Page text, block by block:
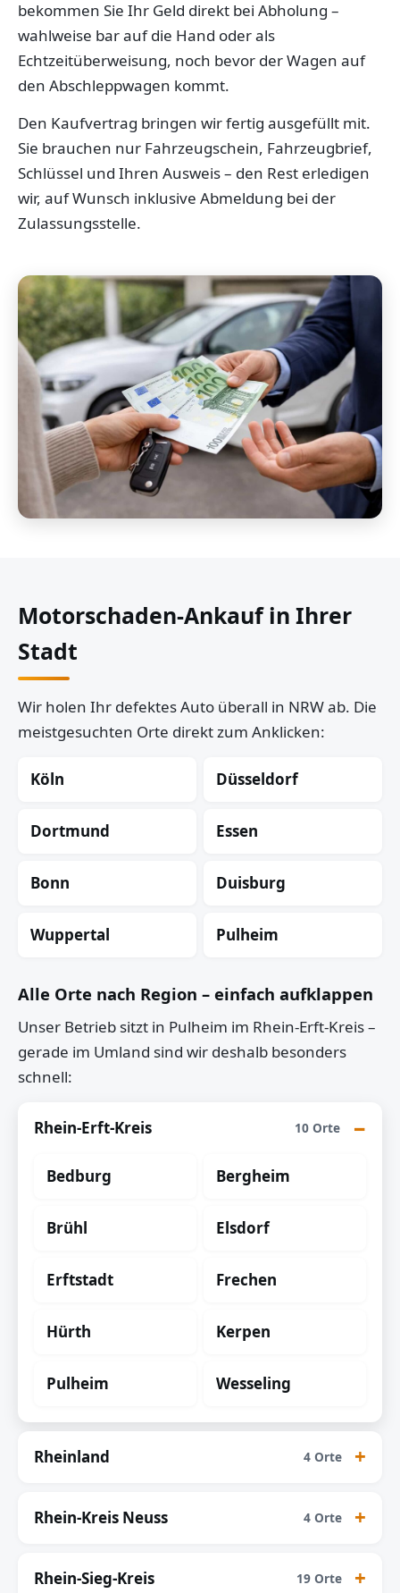
bekommen Sie Ihr Geld direkt bei Abholung –
wahlweise bar auf die Hand oder als
Echtzeitüberweisung, noch bevor der Wagen auf
den Abschleppwagen kommt.
Den Kaufvertrag bringen wir fertig ausgefüllt mit.
Sie brauchen nur Fahrzeugschein, Fahrzeugbrief,
Schlüssel und Ihren Ausweis – den Rest erledigen
wir, auf Wunsch inklusive Abmeldung bei der
Zulassungsstelle.
Motorschaden-Ankauf in Ihrer
Stadt
Wir holen Ihr defektes Auto überall in NRW ab. Die
meistgesuchten Orte direkt zum Anklicken:
Köln Düsseldorf
Dortmund Essen
Bonn Duisburg
Wuppertal Pulheim
Alle Orte nach Region – einfach aufklappen
Unser Betrieb sitzt in Pulheim im Rhein-Erft-Kreis –
gerade im Umland sind wir deshalb besonders
schnell:
Rhein-Erft-Kreis 10 Orte
Bedburg Bergheim
Brühl Elsdorf
Erftstadt Frechen
Hürth Kerpen
Pulheim Wesseling
Rheinland 4 Orte
Rhein-Kreis Neuss 4 Orte
Rhein-Sieg-Kreis 19 Orte